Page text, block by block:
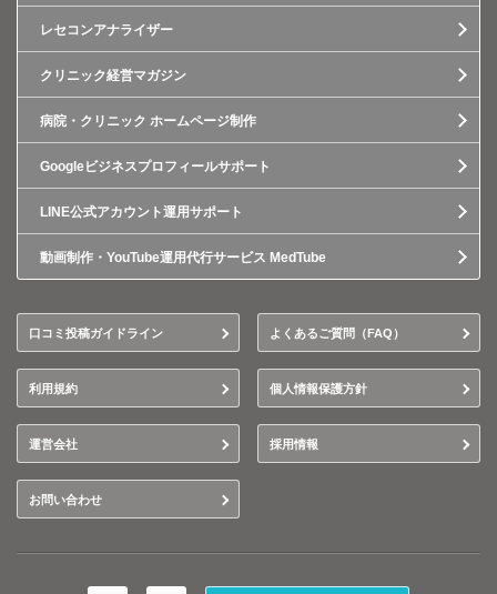
レセコンアナライザー
クリニック経営マガジン
病院・クリニック ホームページ制作
Googleビジネスプロフィールサポート
LINE公式アカウント運用サポート
動画制作・YouTube運用代行サービス MedTube
口コミ投稿ガイドライン よくあるご質問（FAQ）
利用規約 個人情報保護方針
運営会社 採用情報
お問い合わせ